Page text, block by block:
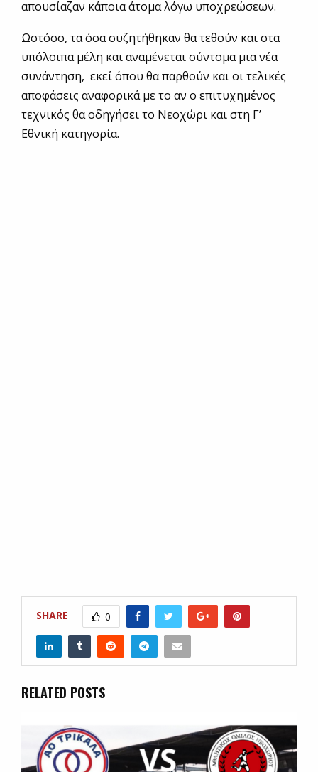
απουσίαζαν κάποια άτομα λόγω υποχρεώσεων.
Ωστόσο, τα όσα συζητήθηκαν θα τεθούν και στα
υπόλοιπα μέλη και αναμένεται σύντομα μια νέα
συνάντηση, εκεί όπου θα παρθούν και οι τελικές
αποφάσεις αναφορικά με το αν ο επιτυχημένος
τεχνικός θα οδηγήσει το Νεοχώρι και στη Γ’
Εθνική κατηγορία.
SHARE 0
RELATED POSTS